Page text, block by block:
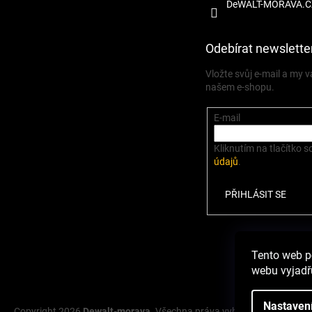
Tento web
webu
DeWALT-
Odebírat
Vložte svůj e-mail a my
našem e-shopu.
E-mail
Kliknutím na tlačítko
údajů.
PŘIHLÁSIT SE